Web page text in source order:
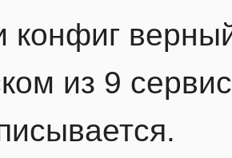
конфиг
из 9